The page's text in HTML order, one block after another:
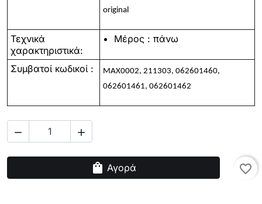
original
Τεχνικά
χαρακτηριστικά:
Μέρος : πάνω
Συμβατοί κωδικοί :
MAX0002, 211303, 062601460,
062601461, 062601462
 
shopping_bag Αγορά favorite_border